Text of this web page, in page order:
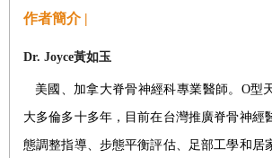
作者簡介 |
Dr. Joyce黃如玉
美國、加拿大脊骨神經科專業醫師。O型
大多倫多十多年，目前在台灣推廣脊骨神經
態調整指導、步態平衡評估、足部工學和居